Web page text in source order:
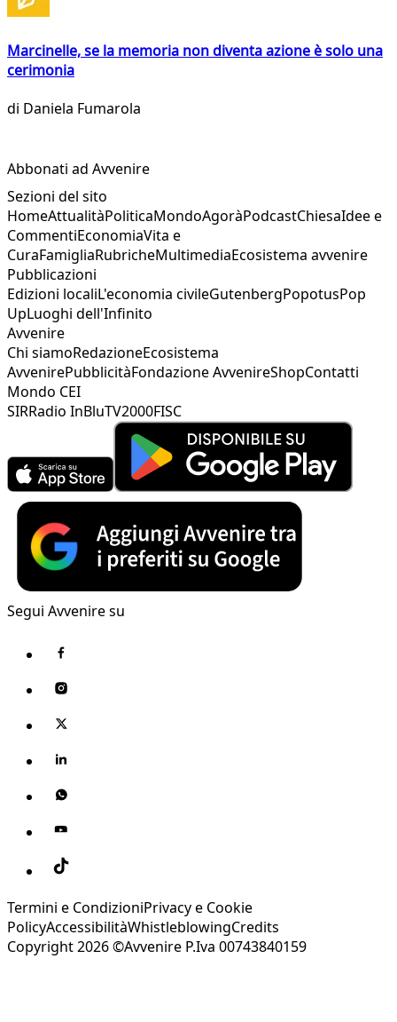
Marcinelle, se la memoria non diventa azione è solo una
cerimonia
di Daniela Fumarola
Abbonati ad Avvenire
Sezioni del sito
HomeAttualitàPoliticaMondoAgoràPodcastChiesaIdee e
CommentiEconomiaVita e
CuraFamigliaRubricheMultimediaEcosistema avvenire
Pubblicazioni
Edizioni localiL'economia civileGutenbergPopotusPop
UpLuoghi dell'Infinito
Avvenire
Chi siamoRedazioneEcosistema
AvvenirePubblicitàFondazione AvvenireShopContatti
Mondo CEI
SIRRadio InBluTV2000FISC
Segui Avvenire su
Termini e CondizioniPrivacy e Cookie
PolicyAccessibilitàWhistleblowingCredits
Copyright 2026 ©Avvenire P.Iva 00743840159